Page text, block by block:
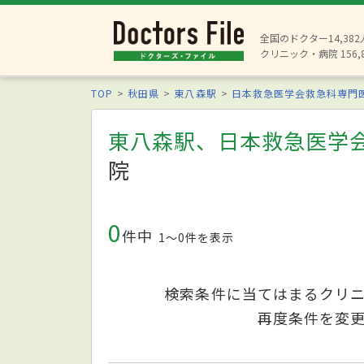
全国のドクター14,382
クリニック・病院
TOP 秋田県 東八森駅 日本救急医学会救急科専門
東八森駅、日本救急医学
院
0件中 1〜0件を表示
検索条件に当てはまるクリ
再度条件を変